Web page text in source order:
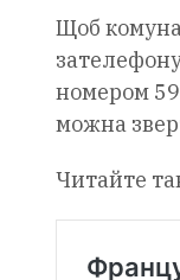
Щоб
номером
можна
Читайте